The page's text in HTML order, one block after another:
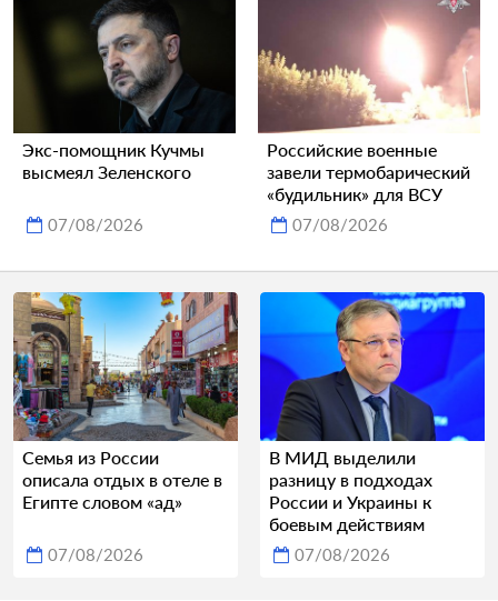
Экс-помощник Кучмы
высмеял Зеленского
07/08/2026
Российские военные
завели термобарический
«будильник» для ВСУ
07/08/2026
Семья из России
описала отдых в отеле в
Египте словом «ад»
07/08/2026
В МИД выделили
разницу в подходах
России и Украины к
боевым действиям
07/08/2026